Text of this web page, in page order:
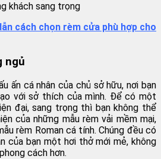
khách sang trọng
cách chọn rèm cửa phù hợp cho
ngủ
ấn cá nhân của chủ sở hữu, nơi bạn
với sở thích của mình. Để có một
đại, sang trọng thì bạn không thể
của những mẫu rèm vải mềm mại,
rèm Roman cá tính. Chúng đều có
của bạn một hơi thở mới mẻ, không
cách hơn.